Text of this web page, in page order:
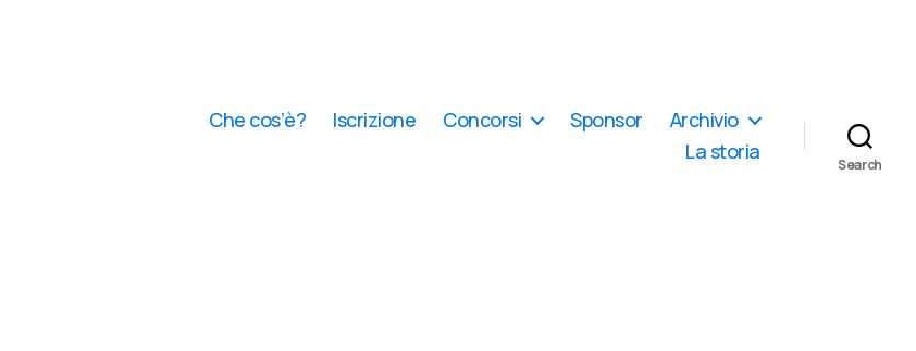
Che cos’è? Iscrizione Concorsi Sponsor
Archivio
La storia
Search